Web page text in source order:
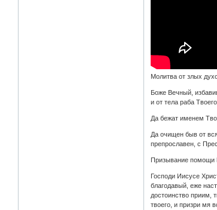
Молитва от злых
Боже Вечный,
и от тела раба
Да бежат именем
Да очищен быв от
препрославен, с
Призывание помощи
Господи Иисусе
благодавый, еже
достоинство приим,
твоего, и призри мя